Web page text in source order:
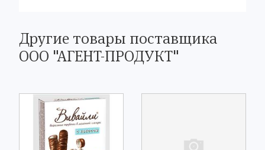
Другие товары поставщика
ООО "АГЕНТ-ПРОДУКТ"